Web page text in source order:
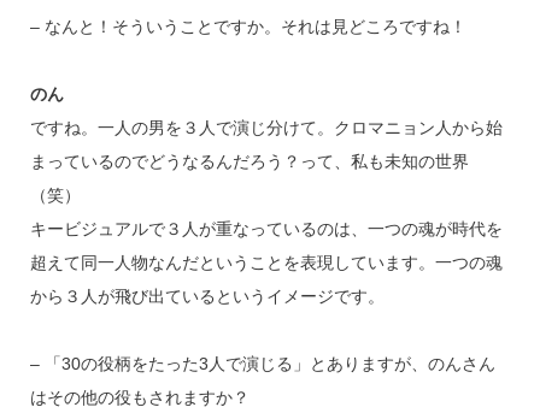
– なんと！そういうことですか。それは見どころですね！
のん
ですね。一人の男を３人で演じ分けて。クロマニョン人から始
まっているのでどうなるんだろう？って、私も未知の世界
（笑）
キービジュアルで３人が重なっているのは、一つの魂が時代を
超えて同一人物なんだということを表現しています。一つの魂
から３人が飛び出ているというイメージです。
– 「30の役柄をたった3人で演じる」とありますが、のんさん
はその他の役もされますか？